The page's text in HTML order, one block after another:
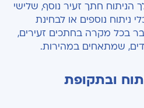
הניתוח חתך זעיר נוסף, שלישי
נוספים או לבחינת
בכל מקרה בחתכים זעירים,
שמתאחים במהירות.
ובתקופת